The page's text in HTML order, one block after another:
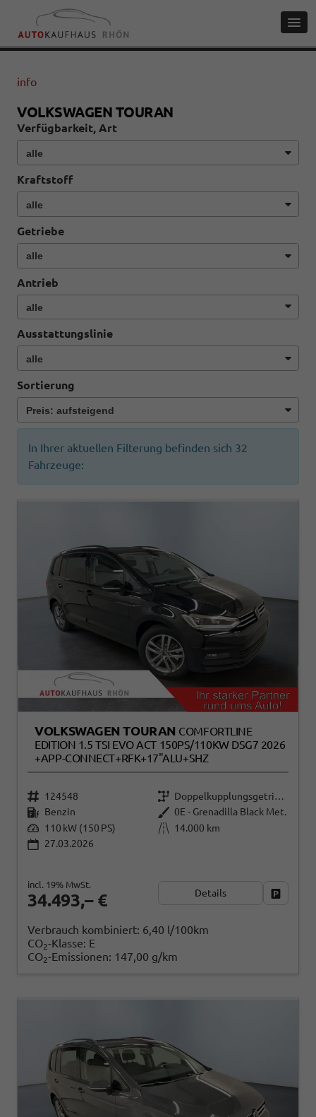
info
VOLKSWAGEN TOURAN
Verfügbarkeit, Art
Kraftstoff
Getriebe
Antrieb
Ausstattungslinie
Sortierung
In Ihrer aktuellen Filterung befinden sich 32
Fahrzeuge:
VOLKSWAGEN TOURAN COMFORTLINE
EDITION 1.5 TSI EVO ACT 150PS/110KW DSG7 2026
+APP-CONNECT+RFK+17"ALU+SHZ
124548
Doppelkupplungsgetriebe (DSG)
Benzin
0E - Grenadilla Black Met.
110 kW (150 PS)
14.000 km
27.03.2026
34.493,– €
incl. 19% MwSt.
Details
Verbrauch kombiniert: 6,40 l/100km
CO2-Klasse: E
CO2-Emissionen: 147,00 g/km